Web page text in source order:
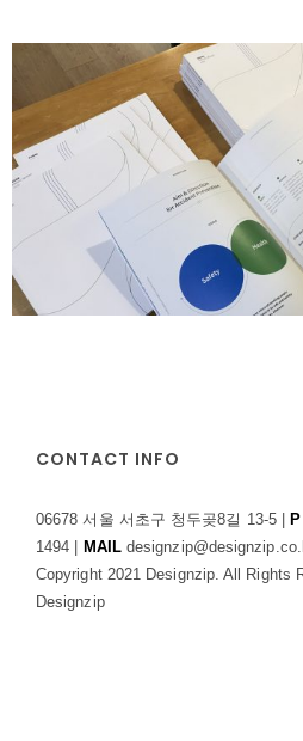
CONTACT INFO
06678 서울 서초구 청두곶8길 13-5 | P
1494 |
MAIL
Copyright 2021 Designzip. All Rights
Designzip